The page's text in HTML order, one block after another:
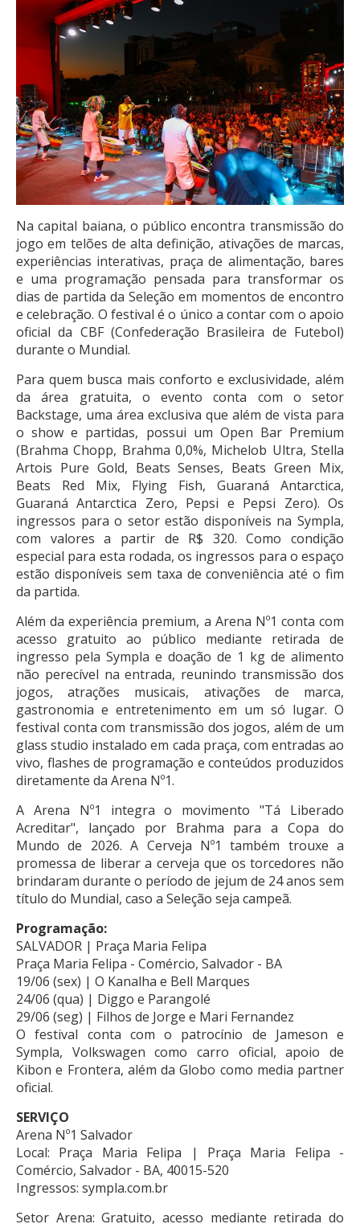
Na capital baiana, o público encontra transmissão do
jogo em telões de alta definição, ativações de marcas,
experiências interativas, praça de alimentação, bares
e uma programação pensada para transformar os
dias de partida da Seleção em momentos de encontro
e celebração. O festival é o único a contar com o apoio
oficial da CBF (Confederação Brasileira de Futebol)
durante o Mundial.
Para quem busca mais conforto e exclusividade, além
da área gratuita, o evento conta com o setor
Backstage, uma área exclusiva que além de vista para
o show e partidas, possui um Open Bar Premium
(Brahma Chopp, Brahma 0,0%, Michelob Ultra, Stella
Artois Pure Gold, Beats Senses, Beats Green Mix,
Beats Red Mix, Flying Fish, Guaraná Antarctica,
Guaraná Antarctica Zero, Pepsi e Pepsi Zero). Os
ingressos para o setor estão disponíveis na Sympla,
com valores a partir de R$ 320. Como condição
especial para esta rodada, os ingressos para o espaço
estão disponíveis sem taxa de conveniência até o fim
da partida.
Além da experiência premium, a Arena Nº1 conta com
acesso gratuito ao público mediante retirada de
ingresso pela Sympla e doação de 1 kg de alimento
não perecível na entrada, reunindo transmissão dos
jogos, atrações musicais, ativações de marca,
gastronomia e entretenimento em um só lugar. O
festival conta com transmissão dos jogos, além de um
glass studio instalado em cada praça, com entradas ao
vivo, flashes de programação e conteúdos produzidos
diretamente da Arena Nº1.
A Arena Nº1 integra o movimento "Tá Liberado
Acreditar", lançado por Brahma para a Copa do
Mundo de 2026. A Cerveja Nº1 também trouxe a
promessa de liberar a cerveja que os torcedores não
brindaram durante o período de jejum de 24 anos sem
título do Mundial, caso a Seleção seja campeã.
Programação:
SALVADOR | Praça Maria Felipa
Praça Maria Felipa - Comércio, Salvador - BA
19/06 (sex) | O Kanalha e Bell Marques
24/06 (qua) | Diggo e Parangolé
29/06 (seg) | Filhos de Jorge e Mari Fernandez
O festival conta com o patrocínio de Jameson e
Sympla, Volkswagen como carro oficial, apoio de
Kibon e Frontera, além da Globo como media partner
oficial.
SERVIÇO
Arena Nº1 Salvador
Local: Praça Maria Felipa | Praça Maria Felipa -
Comércio, Salvador - BA, 40015-520
Ingressos: sympla.com.br
Setor Arena: Gratuito, acesso mediante retirada do